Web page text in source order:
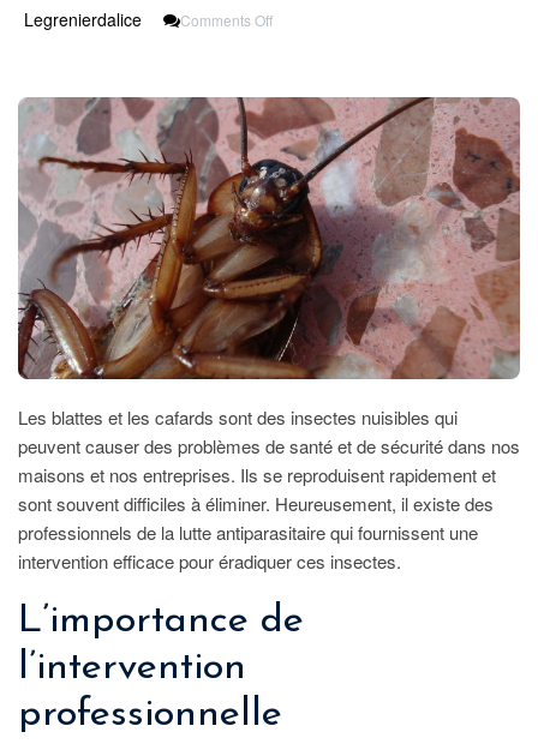
Legrenierdalice Comments OffOn
Et
Les
Cafards
:
Astuces
Efficaces
Pour
Un
Environnement
Sain…
Les blattes et les cafards sont des insectes nuisibles qui
peuvent causer des problèmes de santé et de sécurité dans nos
maisons et nos entreprises. Ils se reproduisent rapidement et
sont souvent difficiles à éliminer. Heureusement, il existe des
professionnels de la lutte antiparasitaire qui fournissent une
intervention efficace pour éradiquer ces insectes.
L’importance de
l’intervention
professionnelle